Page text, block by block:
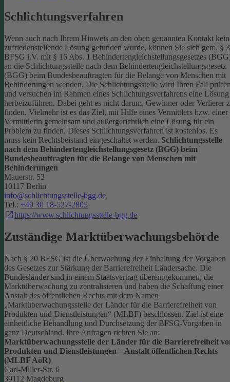
Schlichtungsverfahren
Wenn auch nach Ihrem Hinweis an den oben genannten Kontakt
zufriedenstellende Lösung gefunden wurde, können Sie sich gem. §
BFSG i.V. mit § 16 Abs. 1 Behindertengleichstellungsgesetzes
an die Schlichtungsstelle nach dem Behindertengleichstellungsgesetz
(BGG) beim Bundesbeauftragten für die Belange von Menschen mit
Behinderungen wenden. Die Schlichtungsstelle wird Ihren Fall
und versuchen im Rahmen eines Schlichtungsverfahrens eine Lösung
herbeizuführen. Dabei geht es nicht darum, Gewinner oder Verlierer
finden. Vielmehr ist es das Ziel, mit Hilfe eines Vermittlers bzw. einer
Vermittlerin gemeinsam und außergerichtlich eine Lösung für ein
Problem zu finden. Dieses Schlichtungsverfahren ist kostenlos. Es
muss kein Rechtsbeistand eingeschaltet werden. Schlichtungsstelle
nach dem Behindertengleichstellungsgesetz (BGG) beim
Bundesbeauftragten für die Belange von Menschen mit
Behinderungen
Mauerstr. 53
10117 Berlin
info@schlichtungsstelle-bgg.de
Tel.: +49 30 18-527-2805
https://www.schlichtungsstelle-bgg.de
Zuständige Marktüberwachungsbehörde
Nach § 20 BFSG ist die Überwachung der Einhaltung der Vorgaben
des Gesetzes zur Stärkung der Barrierefreiheit Ländersache. Die
Bundesländer sind in einem Staatsvertrag übereingekommen, die
Marktüberwachung zu zentralisieren und haben die Schaffung einer
Anstalt des öffentlichen Rechts mit dem Namen
„Marktüberwachungsstelle der Länder für die Barrierefreiheit von
Produkten und Dienstleistungen“ (MLBF) beschlossen. Ziel ist eine
einheitliche Behandlung und Durchsetzung der BFSG-Vorgaben in
ganz Deutschland. Ihre Anfragen richten Sie an:
Marktüberwachungsstelle der Länder für die Barrierefreiheit
Produkten und Dienstleistungen – Anstalt öffentlichen Rechts
(MLBF AöR)
Carl-Miller-Str. 6
39112 Magdeburg